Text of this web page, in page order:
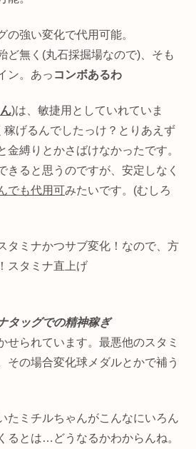
の強い変化で代用可能。
ど無く(丸石採掘場なので)、そも
ン。あっ コンボあるわ
)は、敏捷用としていれていま
げるんでしたっけ？とりあえず
金縛りとかさばけなかったです。
きると思うのですが、安定しなく
でも代用可みたいです。(むしろ
タミナかつサブ変化！なので、方
スタミナ直上げ
タッグでの精神稼ぎ
せられています。最悪他のスタミ
その場合変化球メダルとかで補う
たミチルちゃんがこんなにいろん
るとは…どうなるかわからんね。